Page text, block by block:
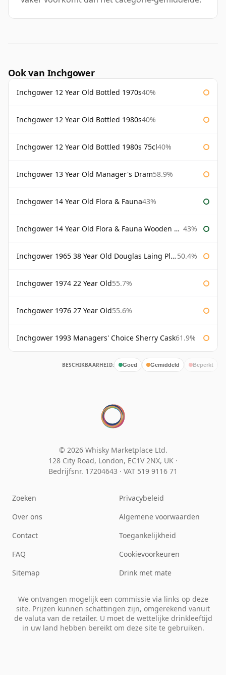
Ook van Inchgower
Inchgower 12 Year Old Bottled 1970s40%
Inchgower 12 Year Old Bottled 1980s40%
Inchgower 12 Year Old Bottled 1980s 75cl40%
Inchgower 13 Year Old Manager's Dram58.9%
Inchgower 14 Year Old Flora & Fauna43%
Inchgower 14 Year Old Flora & Fauna Wooden Box 43%
Inchgower 1965 38 Year Old Douglas Laing Platinum Selection 50.4%
Inchgower 1974 22 Year Old55.7%
Inchgower 1976 27 Year Old55.6%
Inchgower 1993 Managers' Choice Sherry Cask61.9%
BESCHIKBAARHEID: Goed Gemiddeld Beperkt
© 2026 Whisky Marketplace Ltd.
128 City Road, London, EC1V 2NX, UK ·
Bedrijfsnr. 17204643 · VAT 519 9116 71
Zoeken
Over ons
Contact
FAQ
Sitemap
Privacybeleid
Algemene voorwaarden
Toegankelijkheid
Cookievoorkeuren
Drink met mate
We ontvangen mogelijk een commissie via links op deze
site. Prijzen kunnen schattingen zijn, omgerekend vanuit
de valuta van de retailer. U moet de wettelijke drinkleeftijd
in uw land hebben bereikt om deze site te gebruiken.